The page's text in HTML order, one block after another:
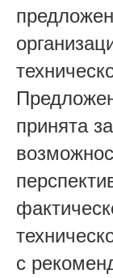
принята
с